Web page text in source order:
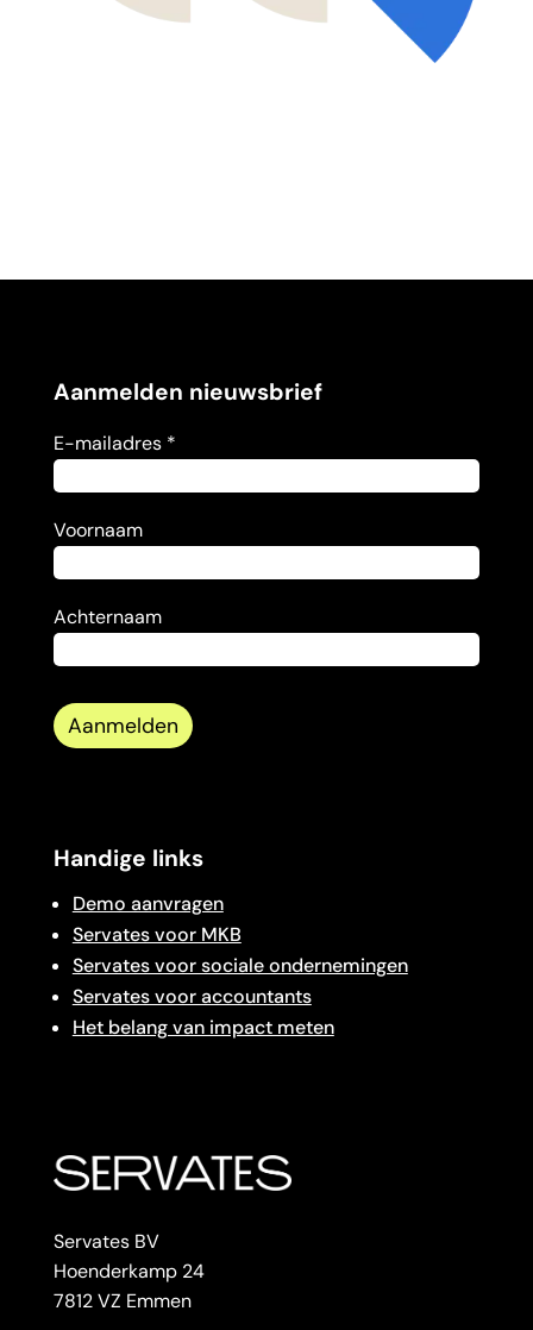
Aanmelden nieuwsbrief
E-mailadres *
Voornaam
Achternaam
Handige links
Demo aanvragen
Servates voor MKB
Servates voor sociale ondernemingen
Servates voor accountants
Het belang van impact meten
Servates BV
Hoenderkamp 24
7812 VZ Emmen